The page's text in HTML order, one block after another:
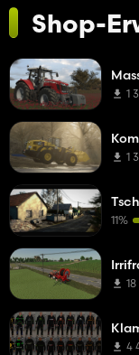
Shop-
1
1
11%
4